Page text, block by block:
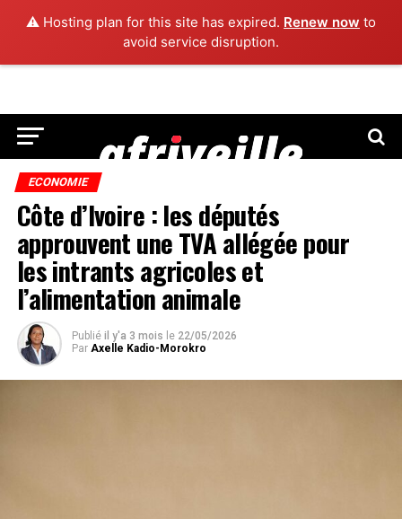
⚠️ Hosting plan for this site has expired. Renew now to
avoid service disruption.
ECONOMIE
Côte d’Ivoire : les députés
approuvent une TVA allégée pour
les intrants agricoles et
l’alimentation animale
Publié il y'a 3 mois le 22/05/2026
Par Axelle Kadio-Morokro